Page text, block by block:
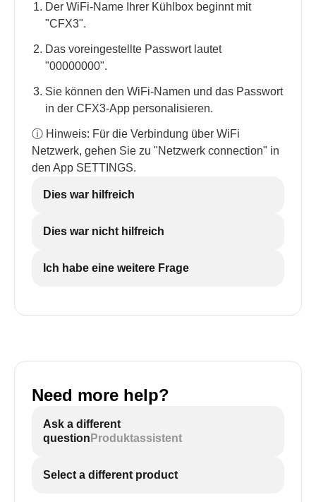
Der WiFi-Name Ihrer Kühlbox beginnt mit
"CFX3".
Das voreingestellte Passwort lautet
"00000000".
Sie können den WiFi-Namen und das Passwort
in der CFX3-App personalisieren.
ⓘ Hinweis: Für die Verbindung über WiFi
Netzwerk, gehen Sie zu "Netzwerk connection" in
den App SETTINGS.
Dies war hilfreich
Dies war nicht hilfreich
Ich habe eine weitere Frage
Need more help?
Ask a different
question Produktassistent
Select a different product